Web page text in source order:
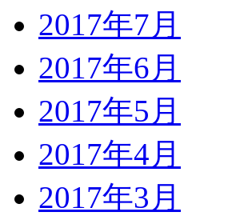
2017年7月
2017年6月
2017年5月
2017年4月
2017年3月